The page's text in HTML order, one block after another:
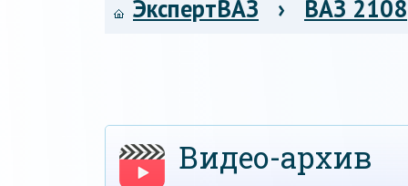
ЭкспертВАЗ › ВАЗ 2108
Видео-архив